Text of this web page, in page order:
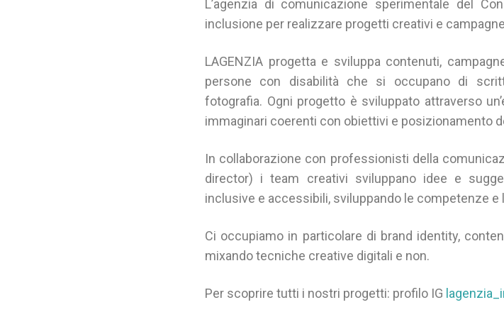
L’agenzia di comunicazione sperimentale del
inclusione per realizzare progetti creativi e
LAGENZIA progetta e sviluppa contenuti,
persone con disabilità che si occupano di
fotografia. Ogni progetto è sviluppato attraverso
immaginari coerenti con obiettivi e posizionamento
In collaborazione con professionisti della
director) i team creativi sviluppano idee e
inclusive e accessibili, sviluppando le competenze e
Ci occupiamo in particolare di brand identity,
mixando tecniche creative digitali e non.
Per scoprire tutti i nostri progetti: profilo IG